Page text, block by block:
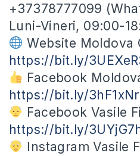
+37378777099
Luni-Vineri, 09:00-
Website Moldova
https://bit.ly/
Facebook
https://bit.ly/3hF1xNr
Facebook Vasile
https://bit.ly/
Instagram Vasile